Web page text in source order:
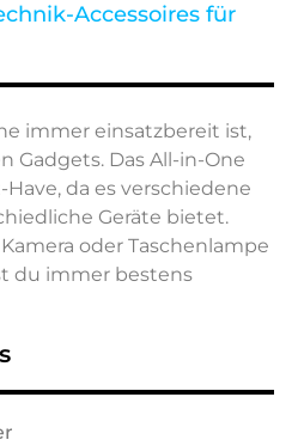
Accessoires für
immer einsatzbereit ist,
Gadgets. Das All-in-One
da es verschiedene
Geräte bietet.
oder Taschenlampe
du immer bestens